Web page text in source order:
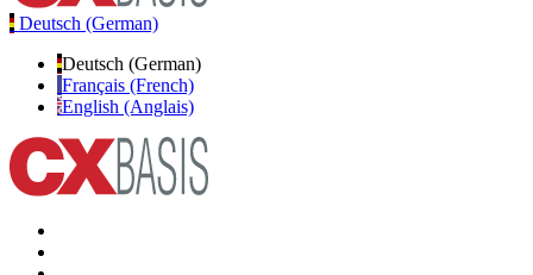
Deutsch (German)
Deutsch (German)
Français (French)
English (Anglais)